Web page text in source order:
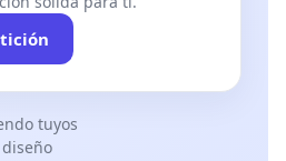
tuyos